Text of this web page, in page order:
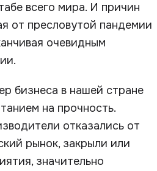
всего мира. И причин
от пресловутой пандемии
очевидным
бизнеса в нашей стране
на прочность.
отказались от
рынок, закрыли или
значительно